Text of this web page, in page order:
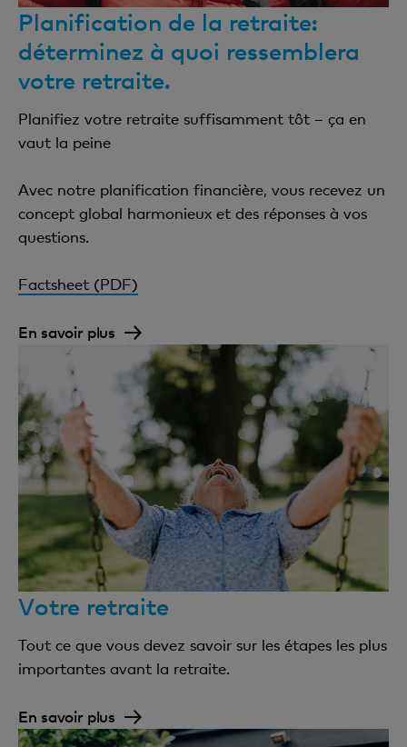
Planification de la retraite:
déterminez à quoi ressemblera
votre retraite.
Planifiez votre retraite suffisamment tôt – ça en
vaut la peine
Avec notre planification financière, vous recevez un
concept global harmonieux et des réponses à vos
questions.
Factsheet (PDF)
En savoir plus
Votre retraite
Tout ce que vous devez savoir sur les étapes les plus
importantes avant la retraite.
En savoir plus